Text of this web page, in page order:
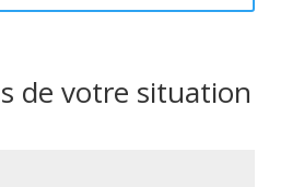
de votre situation